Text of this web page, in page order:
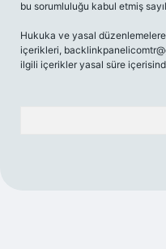
bu sorumluluğu kabul etmiş
Hukuka ve yasal
içerikleri,
ilgili içerikler yasal süre